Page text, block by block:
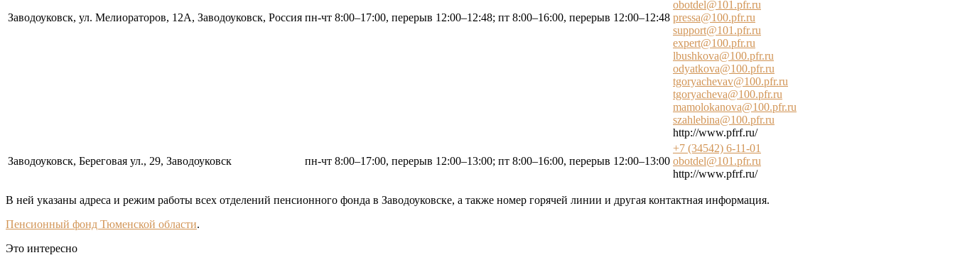
Заводоуковск, ул. Мелиораторов, 12А, Заводоуковск, Россия пн-чт 8:00–17:00, перерыв 12:00–12:48; пт 8:00–16:00, перерыв 12:00–12:48
obotdel@101.pfr.ru
pressa@100.pfr.ru
support@101.pfr.ru
expert@100.pfr.ru
lbushkova@100.pfr.ru
odyatkova@100.pfr.ru
tgoryachevav@100.pfr.ru
tgoryacheva@100.pfr.ru
mamolokanova@100.pfr.ru
szahlebina@100.pfr.ru
http://www.pfrf.ru/
Заводоуковск, Береговая ул., 29, Заводоуковск пн-чт 8:00–17:00, перерыв 12:00–13:00; пт 8:00–16:00, перерыв 12:00–13:00
+7 (34542) 6-11-01
obotdel@101.pfr.ru
http://www.pfrf.ru/
В ней указаны адреса и режим работы всех отделений пенсионного фонда в Заводоуковске, а также номер горячей линии и другая контактная информация.
Пенсионный фонд Тюменской области.
Это интересно